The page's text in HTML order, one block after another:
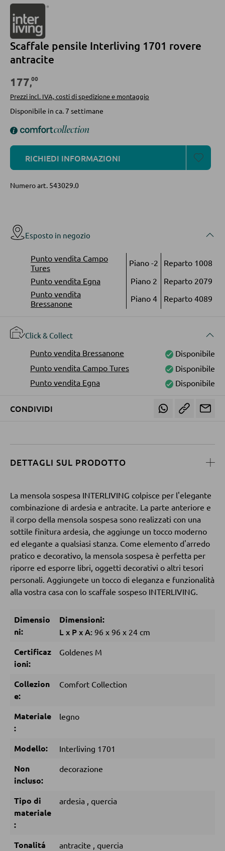
Accessori per divano
Cassettiere
Sideboard
Lowboards
Librerie
Vetrinette
PARETI ATTREZZATE
MOBILI TV
Tavolini da caffé
POLTRONE
Poltrone imbottite
Poltrone relax
Poltrone con schienale ad ali
Poltrone TV
SGABELLI
Comodini
Letti boxspring
Letti imbottiti
Scaffale pensile Interliving 1701 rovere
antracite
177,00
Prezzi incl. IVA, costi di spedizione e montaggio
Disponibile in ca. 7 settimane
RICHIEDI INFORMAZIONI
Numero art. 543029.0
Esposto in negozio
Punto vendita Campo
Tures
Piano -2
Reparto 1008
Punto vendita Egna
Piano 2
Reparto 2079
Punto vendita
Bressanone
Piano 4 Reparto 4089
Click & Collect
Punto vendita Bressanone
Disponibile
Punto vendita Campo Tures
Disponibile
Punto vendita Egna
Disponibile
CONDIVIDI
DETTAGLI SUL PRODOTTO
La mensola sospesa INTERLIVING colpisce per l'elegante
combinazione di ardesia e antracite. La parte anteriore e
il corpo della mensola sospesa sono realizzati con una
sottile finitura ardesia, che aggiunge un tocco moderno
ed elegante a qualsiasi stanza. Come elemento d'arredo
pratico e decorativo, la mensola sospesa è perfetta per
riporre ed esporre libri, oggetti decorativi o altri tesori
personali. Aggiungete un tocco di eleganza e funzionalità
alla vostra casa con lo scaffale sospeso INTERLIVING.
Dimensio
ni:
Dimensioni:
Lx PxA: 96 x 96 x 24 cm
Certificaz
ioni:
Goldenes M
Collezion
e:
Comfort Collection
Materiale
:
legno
Modello: Interliving 1701
Non
incluso:
decorazione
Tipo di
materiale
:
ardesia , quercia
Tonalitá
antracite , quercia